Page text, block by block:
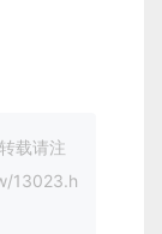
载请注
13023.h